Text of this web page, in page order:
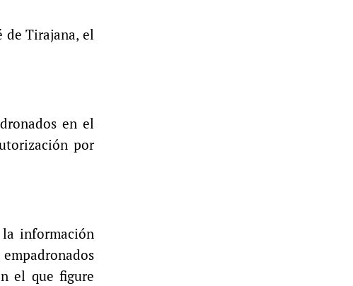
Tirajana, el
en el
por
información
el que figure